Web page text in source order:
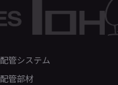
配管システム
配管部材